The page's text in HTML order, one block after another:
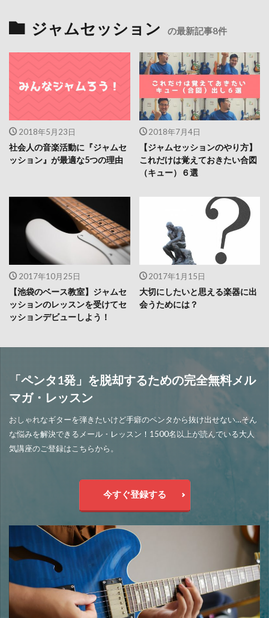
ジャムセッション の最新記事8件
2018年5月23日
社会人の音楽活動に『ジャムセ
ッション』が最適な5つの理由
2018年7月4日
【ジャムセッションのやり方】
これだけは覚えておきたい合図
（キュー）６選
2017年10月25日
【池袋のベース教室】ジャムセ
ッションのレッスンを受けてセ
ッションデビューしよう！
2017年1月15日
大切にしたいと思える楽器に出
会うためには？
「ペンタ1発」を脱却するための完全無料メル
マガ・レッスン
おしゃれなギターを弾きたいけど手癖のペンタから抜け出せない…そん
な悩みを解決できるメール・レッスン！1500名以上が読んでいる大人
気講座のご登録はこちらから。
今すぐ登録する